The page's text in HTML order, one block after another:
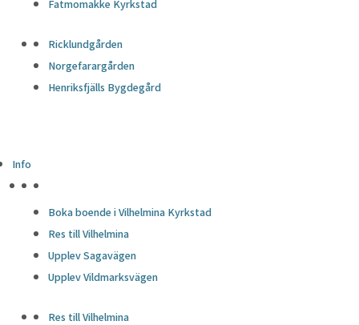
Fatmomakke Kyrkstad
Ricklundgården
Norgefarargården
Henriksfjälls Bygdegård
Info
Boka boende i Vilhelmina Kyrkstad
Res till Vilhelmina
Upplev Sagavägen
Upplev Vildmarksvägen
Res till Vilhelmina